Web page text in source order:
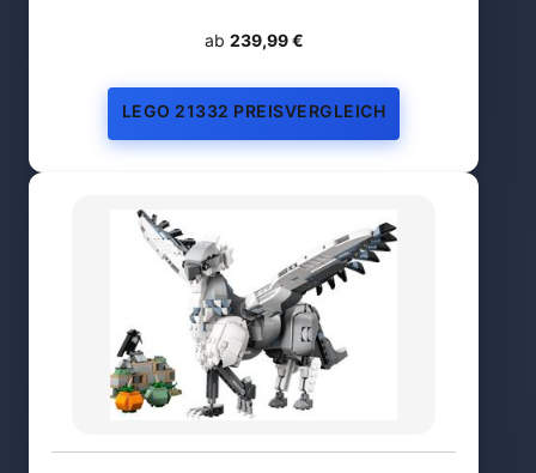
ab 239,99 €
LEGO 21332 PREISVERGLEICH